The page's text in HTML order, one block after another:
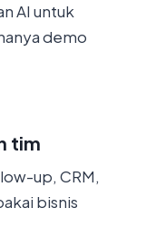
AI untuk
demo
tim
up, CRM,
bisnis